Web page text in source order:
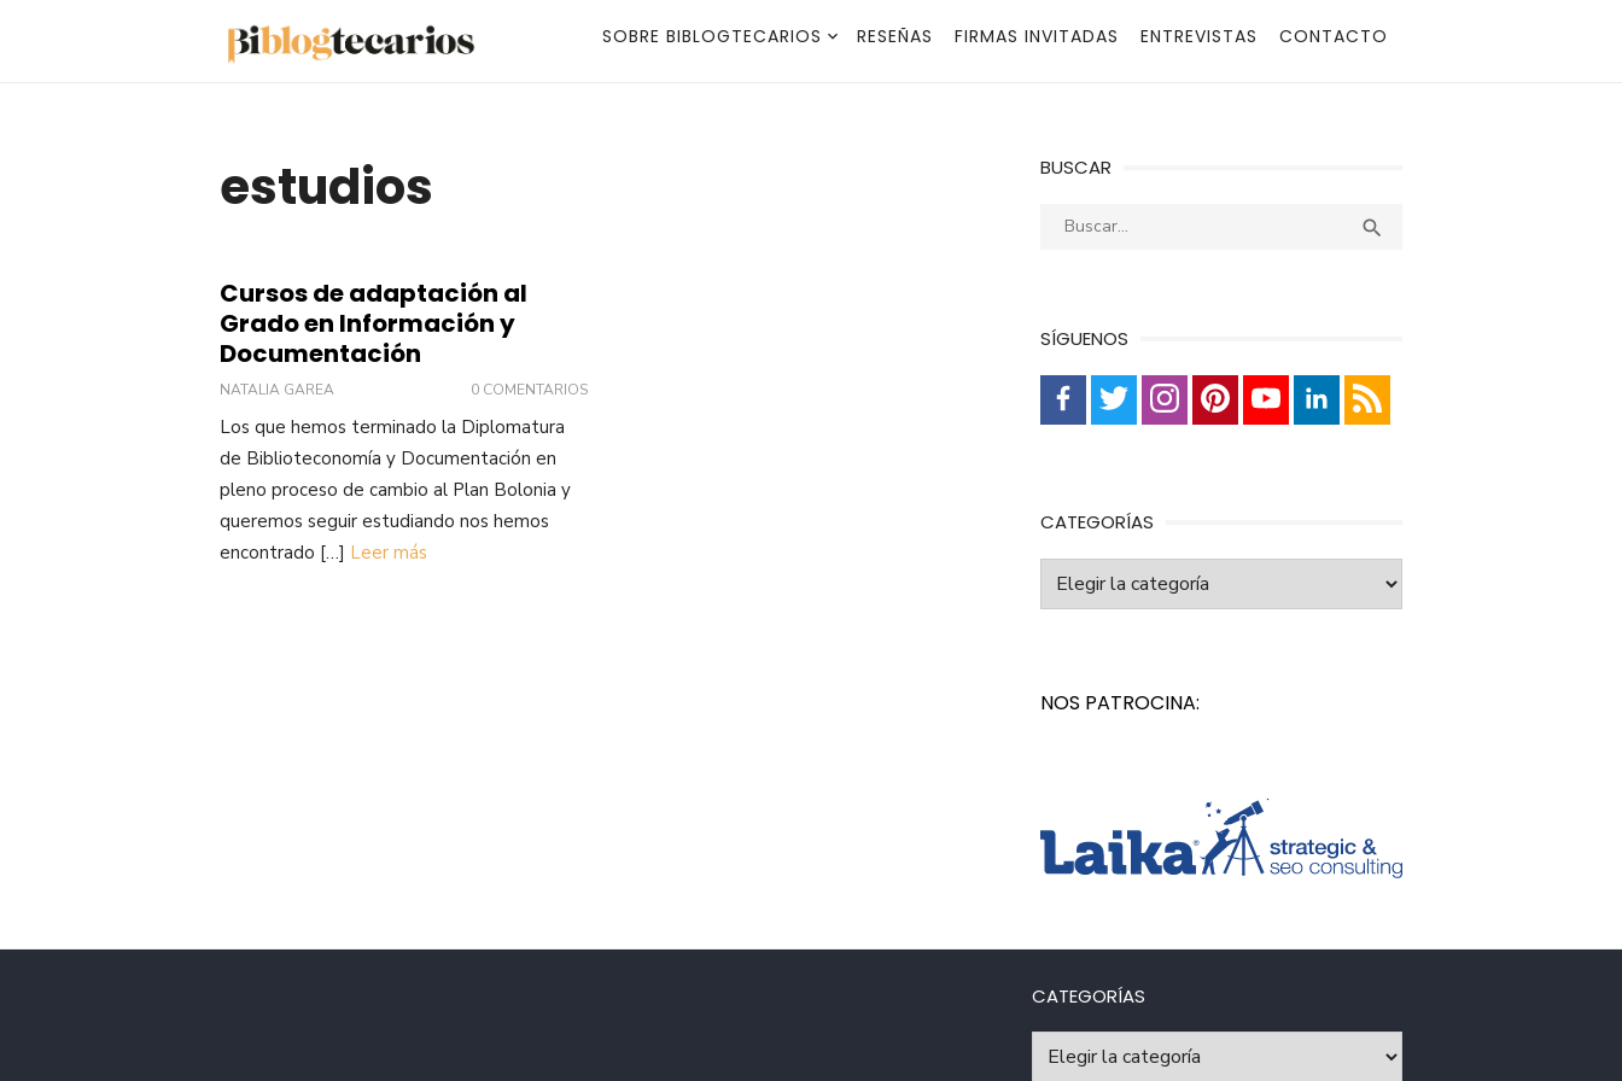
SOBRE BIBLOGTECARIOS RESEÑAS FIRMAS INVITADAS ENTREVISTAS CONTACTO
estudios
Cursos de adaptación al
Grado en Información y
Documentación
NATALIA GAREA 0 COMENTARIOS
Los que hemos terminado la Diplomatura
de Biblioteconomía y Documentación en
pleno proceso de cambio al Plan Bolonia y
queremos seguir estudiando nos hemos
encontrado […] Leer más
BUSCAR
Buscar: 
SÍGUENOS
CATEGORÍAS
NOS PATROCINA:
CATEGORÍAS